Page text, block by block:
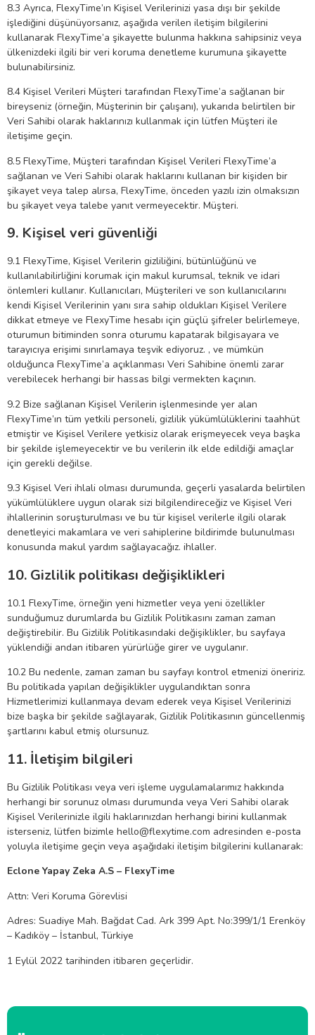
8.3 Ayrıca, FlexyTime’ın Kişisel Verilerinizi yasa dışı bir şekilde
işlediğini düşünüyorsanız, aşağıda verilen iletişim bilgilerini
kullanarak FlexyTime’a şikayette bulunma hakkına sahipsiniz veya
ülkenizdeki ilgili bir veri koruma denetleme kurumuna şikayette
bulunabilirsiniz.
8.4 Kişisel Verileri Müşteri tarafından FlexyTime’a sağlanan bir
bireyseniz (örneğin, Müşterinin bir çalışanı), yukarıda belirtilen bir
Veri Sahibi olarak haklarınızı kullanmak için lütfen Müşteri ile
iletişime geçin.
8.5 FlexyTime, Müşteri tarafından Kişisel Verileri FlexyTime’a
sağlanan ve Veri Sahibi olarak haklarını kullanan bir kişiden bir
şikayet veya talep alırsa, FlexyTime, önceden yazılı izin olmaksızın
bu şikayet veya talebe yanıt vermeyecektir. Müşteri.
9. Kişisel veri güvenliği
9.1 FlexyTime, Kişisel Verilerin gizliliğini, bütünlüğünü ve
kullanılabilirliğini korumak için makul kurumsal, teknik ve idari
önlemleri kullanır. Kullanıcıları, Müşterileri ve son kullanıcılarını
kendi Kişisel Verilerinin yanı sıra sahip oldukları Kişisel Verilere
dikkat etmeye ve FlexyTime hesabı için güçlü şifreler belirlemeye,
oturumun bitiminden sonra oturumu kapatarak bilgisayara ve
tarayıcıya erişimi sınırlamaya teşvik ediyoruz. , ve mümkün
olduğunca FlexyTime’a açıklanması Veri Sahibine önemli zarar
verebilecek herhangi bir hassas bilgi vermekten kaçının.
9.2 Bize sağlanan Kişisel Verilerin işlenmesinde yer alan
FlexyTime’ın tüm yetkili personeli, gizlilik yükümlülüklerini taahhüt
etmiştir ve Kişisel Verilere yetkisiz olarak erişmeyecek veya başka
bir şekilde işlemeyecektir ve bu verilerin ilk elde edildiği amaçlar
için gerekli değilse.
9.3 Kişisel Veri ihlali olması durumunda, geçerli yasalarda belirtilen
yükümlülüklere uygun olarak sizi bilgilendireceğiz ve Kişisel Veri
ihlallerinin soruşturulması ve bu tür kişisel verilerle ilgili olarak
denetleyici makamlara ve veri sahiplerine bildirimde bulunulması
konusunda makul yardım sağlayacağız. ihlaller.
10. Gizlilik politikası değişiklikleri
10.1 FlexyTime, örneğin yeni hizmetler veya yeni özellikler
sunduğumuz durumlarda bu Gizlilik Politikasını zaman zaman
değiştirebilir. Bu Gizlilik Politikasındaki değişiklikler, bu sayfaya
yüklendiği andan itibaren yürürlüğe girer ve uygulanır.
10.2 Bu nedenle, zaman zaman bu sayfayı kontrol etmenizi öneririz.
Bu politikada yapılan değişiklikler uygulandıktan sonra
Hizmetlerimizi kullanmaya devam ederek veya Kişisel Verilerinizi
bize başka bir şekilde sağlayarak, Gizlilik Politikasının güncellenmiş
şartlarını kabul etmiş olursunuz.
11. İletişim bilgileri
Bu Gizlilik Politikası veya veri işleme uygulamalarımız hakkında
herhangi bir sorunuz olması durumunda veya Veri Sahibi olarak
Kişisel Verilerinizle ilgili haklarınızdan herhangi birini kullanmak
isterseniz, lütfen bizimle hello@flexytime.com adresinden e-posta
yoluyla iletişime geçin veya aşağıdaki iletişim bilgilerini kullanarak:
Eclone Yapay Zeka A.S – FlexyTime
Attn: Veri Koruma Görevlisi
Adres: Suadiye Mah. Bağdat Cad. Ark 399 Apt. No:399/1/1 Erenköy
– Kadıköy – İstanbul, Türkiye
1 Eylül 2022 tarihinden itibaren geçerlidir.